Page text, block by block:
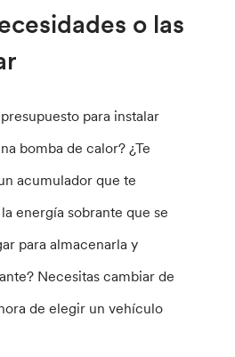
o las
para instalar
bomba de calor? ¿Te
acumulador que te
energía sobrante que se
para almacenarla y
Necesitas cambiar de
de elegir un vehículo